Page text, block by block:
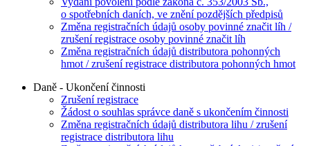
o spotřebních daních, ve znění pozdějších předpisů
Změna registračních údajů osoby povinné značit líh /
zrušení registrace osoby povinné značit líh
Změna registračních údajů distributora pohonných
hmot / zrušení registrace distributora pohonných hmot
Daně - Ukončení činnosti
Zrušení registrace
Žádost o souhlas správce daně s ukončením činnosti
Změna registračních údajů distributora lihu / zrušení
registrace distributora lihu